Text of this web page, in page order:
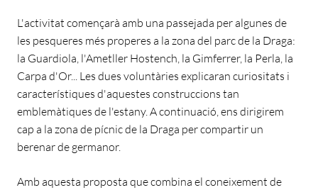
L'activitat començarà amb una passejada per algunes de
les pesqueres més properes a la zona del parc de la Draga:
la Guardiola, l'Ametller Hostench, la Gimferrer, la Perla, la
Carpa d'Or... Les dues voluntàries explicaran curiositats i
característiques d'aquestes construccions tan
emblemàtiques de l'estany. A continuació, ens dirigirem
cap a la zona de pícnic de la Draga per compartir un
berenar de germanor.
Amb aquesta proposta que combina el coneixement de